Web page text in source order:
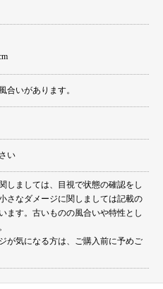
合いがあります。
い
しましては、目視で状態の確認をし
さなダメージに関しましては記載の
ます。古いものの風合いや特性とし
が気になる方は、ご購入前に予めご